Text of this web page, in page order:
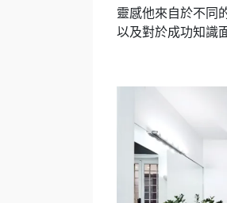
靈感他來自於不同
以及對於成功知識